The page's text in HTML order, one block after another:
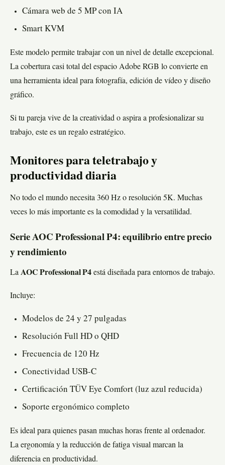
Cámara web de 5 MP con IA
Smart KVM
Este modelo permite trabajar con un nivel de detalle excepcional.
La cobertura casi total del espacio Adobe RGB lo convierte en
una herramienta ideal para fotografía, edición de vídeo y diseño
gráfico.
Si tu pareja vive de la creatividad o aspira a profesionalizar su
trabajo, este es un regalo estratégico.
Monitores para teletrabajo y
productividad diaria
No todo el mundo necesita 360 Hz o resolución 5K. Muchas
veces lo más importante es la comodidad y la versatilidad.
Serie AOC Professional P4: equilibrio entre precio
y rendimiento
La AOC Professional P4 está diseñada para entornos de trabajo.
Incluye:
Modelos de 24 y 27 pulgadas
Resolución Full HD o QHD
Frecuencia de 120 Hz
Conectividad USB-C
Certificación TÜV Eye Comfort (luz azul reducida)
Soporte ergonómico completo
Es ideal para quienes pasan muchas horas frente al ordenador.
La ergonomía y la reducción de fatiga visual marcan la
diferencia en productividad.